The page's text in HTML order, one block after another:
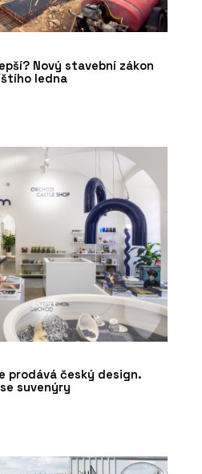
Nový stavební zákon
ledna
prodává český design.
suvenýry